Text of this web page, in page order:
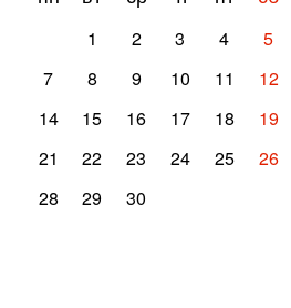
1 2 3 4 5
7
8 9 10 11 12
14
15 16 17 18 19
21
22 23 24 25 26
28
29 30